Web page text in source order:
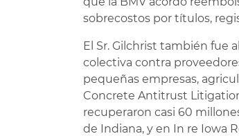
sobrecostos por títulos,
El Sr. Gilchrist también fue
colectiva contra
pequeñas empresas,
Concrete Antitrust
recuperaron casi 60
de Indiana, y en In re Iowa